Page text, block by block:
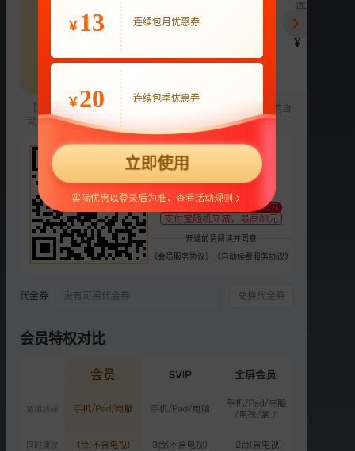
开通VIP会员 免前贴片广告，解锁会员权益
每周六晚20:20 湖南卫视、芒果TV双平台独播
2026年 2024年
2022年
正片
衍生 宿舍
2026-07-03
抢先逛：时代少年团开场舞
1589.2万次播放
2026-07-04
时代少年团全员化身“小王
特别企划：时代少年团花式
1578.5万次播放
22 3.9
连续包季
¥
【新用户专享】前3个月每月9元，第4个月起22元/月，到期前自
动续费，可随时取消。
22
支持 扫码支付
支付宝随机立减，最高88元
至少减1元
开通前请阅读并同意
《会员服务协议》 《自动续费服务协议》
代金券 没有可用代金券 兑换代金券
会员特权对比
￥ 13 连续包月优惠券
￥20 连续包季优惠券
立即使用
实际优惠以登录后为准，查看活动规则